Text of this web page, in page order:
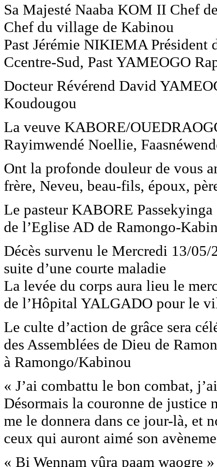
Sa Majesté Naaba KOM II Chef
Chef du village de Kabinou
Past Jérémie NIKIEMA
Ccentre-Sud, Past YAMEOGO
Docteur Révérend David
Koudougou
La veuve KABORE/
Rayimwendé Noellie,
Ont la profonde douleur de vous
frère, Neveu, beau-fils, époux,
Le pasteur KABORE
de l’Eglise AD de Ramongo-
Décès survenu le Mercredi 13/
suite d’une courte maladie
La levée du corps aura lieu le
de l’Hôpital YALGADO pour le
Le culte d’action de grâce sera
des Assemblées de Dieu de
à Ramongo/Kabinou
« J’ai combattu le bon combat,
Désormais la couronne de justice
me le donnera dans ce jour-là, et
ceux qui auront aimé son
« Bi Wennam yûra paam waogre »